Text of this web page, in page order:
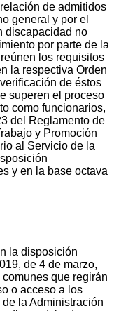
de admitidos
general y por el
discapacidad no
por parte de la
los requisitos
la respectiva Orden
de éstos
superen el proceso
como funcionarios,
del Reglamento de
y Promoción
al Servicio de la
y en la base octava
la disposición
de 4 de marzo,
que regirán
o acceso a los
la Administración